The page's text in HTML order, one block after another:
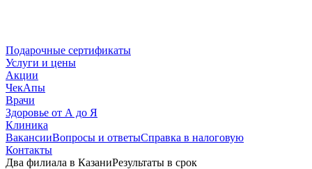
Подарочные сертификаты
Услуги и цены
Акции
ЧекАпы
Врачи
Здоровье от А до Я
Клиника
ВакансииВопросы и ответыСправка в налоговую
Контакты
Два филиала в КазаниРезультаты в срок